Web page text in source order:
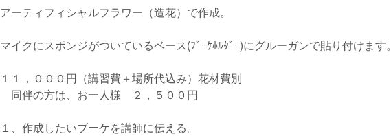
アーティフィシャルフラワー（造花）で作成。
マイクにスポンジがついているベース(ﾌﾞｰｹﾎﾙﾀﾞｰ)にグルーガンで貼り付けます。
１１，０００円（講習費＋場所代込み）花材費別
同伴の方は、お一人様 ２，５００円
１、作成したいブーケを講師に伝える。